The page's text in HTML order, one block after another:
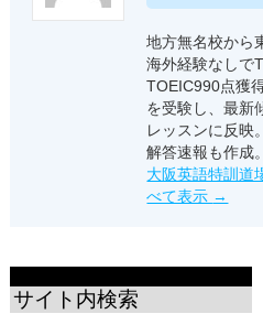
地方無名校から
海外経験なしで
TOEIC990点獲
を受験し、最新
レッスンに反映
解答速報も作成
大阪英語特訓道
べて表示 →
サイト内検索